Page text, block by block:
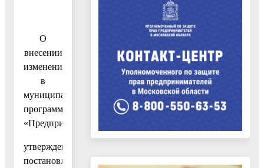
О
внесении
изменений
в
муниципальную
программу
«Предпринимательство»,
утвержденную
постановлением